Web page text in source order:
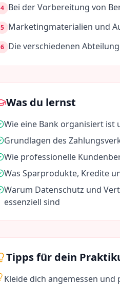
4 Bei der Vorbereitung von
5 Marketingmaterialien und
6 Die verschiedenen
Was du lernst
Wie eine Bank organisiert ist
Grundlagen des
Wie professionelle
Was Sparprodukte, Kredite
Warum Datenschutz und
essenziell sind
Tipps für dein
Kleide dich angemessen